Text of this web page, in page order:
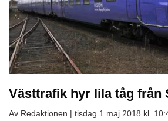
Västtrafik hyr lila tåg från
Av Redaktionen | tisdag 1 maj 2018 kl.